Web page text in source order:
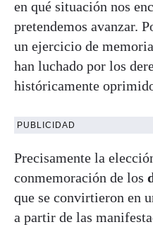
en qué situación nos
pretendemos avanzar.
un ejercicio de
han luchado por los
históricamente
PUBLICIDAD
Precisamente la
conmemoración de los
que se convirtieron en
a partir de las